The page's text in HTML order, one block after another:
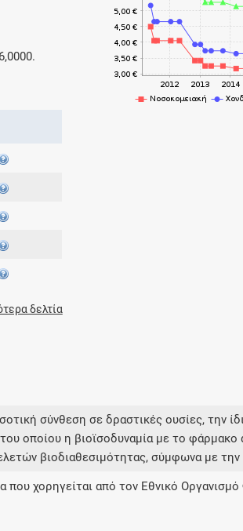
.
δελτία
σύνθεση σε δραστικές ουσίες, την
οποίου η βιοϊσοδυναμία με το φάρμακο
βιοδιαθεσιμότητας, σύμφωνα με
που χορηγείται από τον Εθνικό